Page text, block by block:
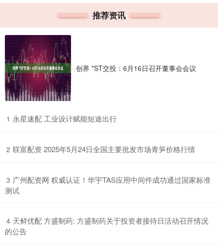
推荐资讯
创界 *ST交投：6月16日召开董事会会议
1 ​永星速配 工业设计赋能短途出行
2 ​联富配资 2025年5月24日全国主要批发市场青笋价格行情
3 ​广州配资网 权威认证！华宇TAS应用中间件成功通过国家标准
测试
4 ​天鲜优配 方盛制药: 方盛制药关于投资者接待日活动召开情况
的公告